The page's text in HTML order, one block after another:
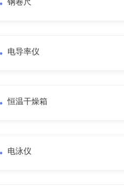
钢卷尺
电导率仪
恒温干燥箱
电泳仪